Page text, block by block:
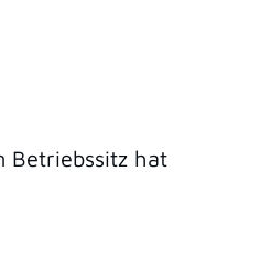
Betriebssitz hat